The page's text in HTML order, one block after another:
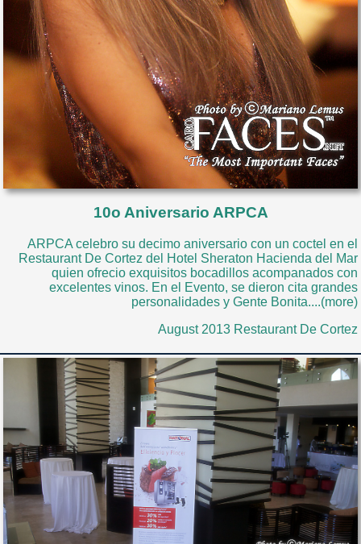
10o Aniversario ARPCA
ARPCA celebro su decimo aniversario con un coctel en el
Restaurant De Cortez del Hotel Sheraton Hacienda del Mar
quien ofrecio exquisitos bocadillos acompanados con
excelentes vinos. En el Evento, se dieron cita grandes
personalidades y Gente Bonita....(more)
August 2013 Restaurant De Cortez